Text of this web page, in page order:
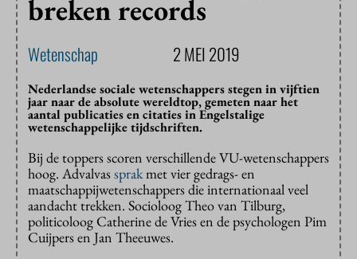
breken records
Wetenschap 2 MEI 2019
Nederlandse sociale wetenschappers stegen in vijftien
jaar naar de absolute wereldtop, gemeten naar het
aantal publicaties en citaties in Engelstalige
wetenschappelijke tijdschriften.
Bij de toppers scoren verschillende VU-wetenschappers
hoog. Advalvassprakmet vier gedrags- en
maatschappijwetenschappers die internationaal veel
aandacht trekken. Socioloog Theo van Tilburg,
politicoloog Catherine de Vries en de psychologen Pim
Cuijpers en Jan Theeuwes.